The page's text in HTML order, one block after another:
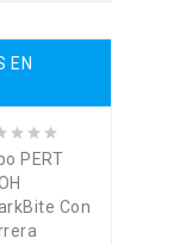
EN
PERT
Con